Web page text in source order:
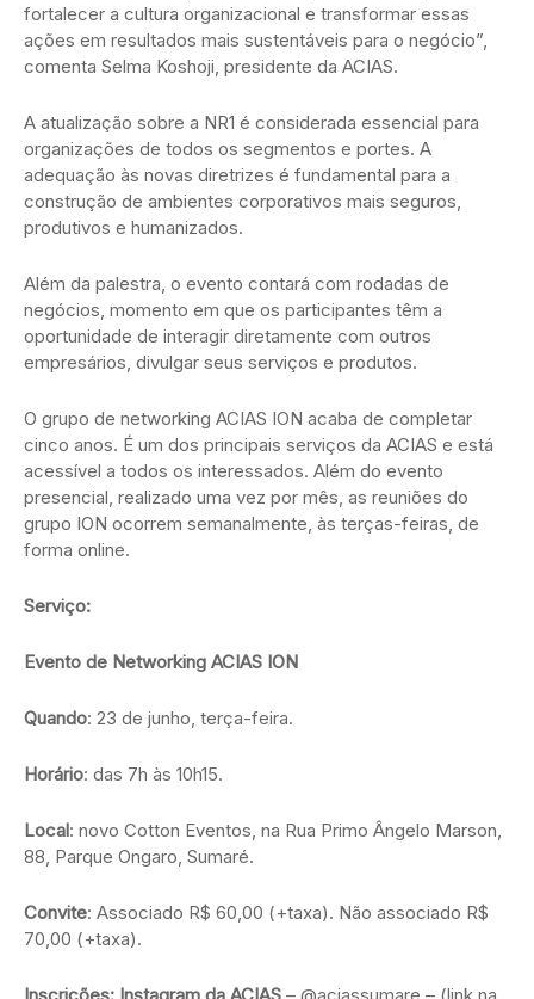
fortalecer a cultura organizacional e transformar essas
ações em resultados mais sustentáveis para o negócio”,
comenta Selma Koshoji, presidente da ACIAS.
A atualização sobre a NR1 é considerada essencial para
organizações de todos os segmentos e portes. A
adequação às novas diretrizes é fundamental para a
construção de ambientes corporativos mais seguros,
produtivos e humanizados.
Além da palestra, o evento contará com rodadas de
negócios, momento em que os participantes têm a
oportunidade de interagir diretamente com outros
empresários, divulgar seus serviços e produtos.
O grupo de networking ACIAS ION acaba de completar
cinco anos. É um dos principais serviços da ACIAS e está
acessível a todos os interessados. Além do evento
presencial, realizado uma vez por mês, as reuniões do
grupo ION ocorrem semanalmente, às terças-feiras, de
forma online.
Serviço:
Evento de Networking ACIAS ION
Quando: 23 de junho, terça-feira.
Horário: das 7h às 10h15.
Local: novo Cotton Eventos, na Rua Primo Ângelo Marson,
88, Parque Ongaro, Sumaré.
Convite: Associado R$ 60,00 (+taxa). Não associado R$
70,00 (+taxa).